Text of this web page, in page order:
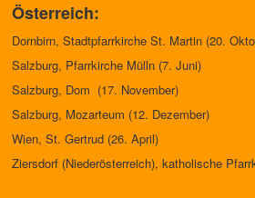
Österreich:
Dornbirn, Stadtpfarrkirche St. Martin (20.
Salzburg, Pfarrkirche Mülln (7. Juni)
Salzburg, Dom (17. November)
Salzburg, Mozarteum (12. Dezember)
Wien, St. Gertrud (26. April)
Ziersdorf (Niederösterreich), katholische